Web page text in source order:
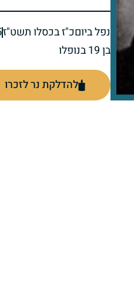
נפל ביוםכ"ז בכסלו תשט"ז
בן 19 בנופלו
להדלקת נר לזכרו